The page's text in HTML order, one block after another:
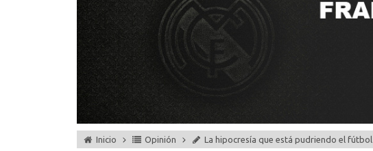
Inicio Opinión La hipocresía que está pudriendo el fútbol